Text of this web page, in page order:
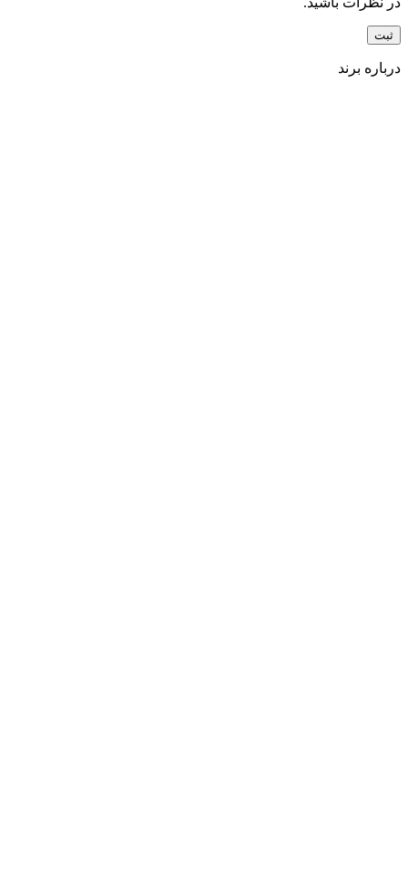
درباره برند